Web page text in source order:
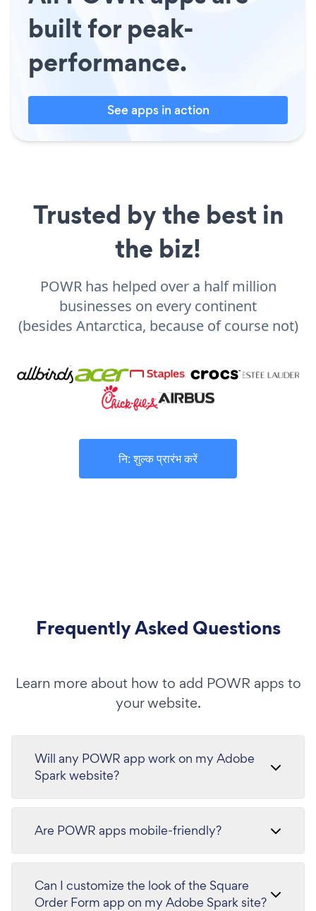
built for peak-
performance.
See apps in action
Trusted by the best in
the biz!
POWR has helped over a half million
businesses on every continent
(besides Antarctica, because of course not)
नि: शुल्क प्रारंभ करें
Frequently Asked Questions
Learn more about how to add POWR apps to
your website.
Will any POWR app work on my Adobe
Spark website?
Are POWR apps mobile-friendly?
Can I customize the look of the Square
Order Form app on my Adobe Spark site?